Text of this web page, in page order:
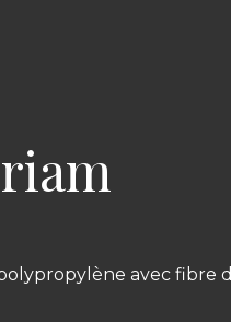
avec fibre